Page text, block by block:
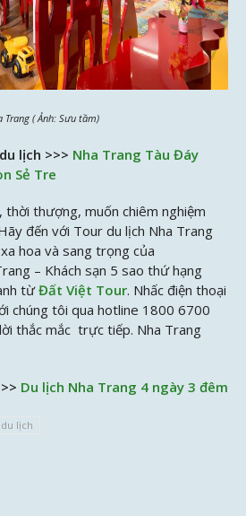
( Ảnh: Sưu tầm)
lịch >>> Nha Trang Tàu Đáy
Sẻ Tre
thời thượng, muốn chiêm nghiệm
đến với Tour du lịch Nha Trang
hoa và sang trọng của
– Khách sạn 5 sao thứ hạng
từ Đất Việt Tour. Nhấc điện thoại
chúng tôi qua hotline 1800 6700
thắc mắc trực tiếp. Nha Trang
Du lịch Nha Trang 4 ngày 3 đêm
lịch